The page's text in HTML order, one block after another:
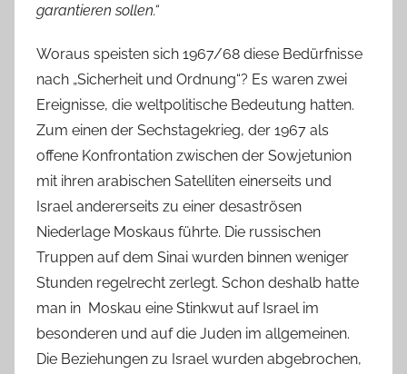
garantieren sollen.“
Woraus speisten sich 1967/68 diese Bedürfnisse
nach „Sicherheit und Ordnung“? Es waren zwei
Ereignisse, die weltpolitische Bedeutung hatten.
Zum einen der Sechstagekrieg, der 1967 als
offene Konfrontation zwischen der Sowjetunion
mit ihren arabischen Satelliten einerseits und
Israel andererseits zu einer desaströsen
Niederlage Moskaus führte. Die russischen
Truppen auf dem Sinai wurden binnen weniger
Stunden regelrecht zerlegt. Schon deshalb hatte
man in Moskau eine Stinkwut auf Israel im
besonderen und auf die Juden im allgemeinen.
Die Beziehungen zu Israel wurden abgebrochen,